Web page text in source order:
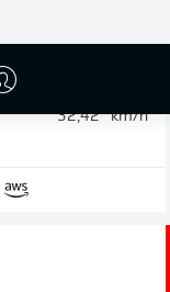
32,42 km/h